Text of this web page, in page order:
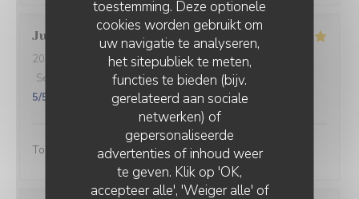
toestemming. Deze optionele
cookies worden gebruikt om
uw navigatie te analyseren,
het sitepubliek te meten,
functies te bieden (bijv.
gerelateerd aan sociale
netwerken) of
gepersonaliseerde
advertenties of inhoud weer
te geven. Klik op 'OK,
accepteer alle', 'Weiger alle' of
Julien
2026-07-30
- 20:30 - Gasten 4
Service
Atmosfeer: 5 /5 Keuken:5 /5 Kwaliteit / Prijs
5/5
Toujours au top, les boulistes !